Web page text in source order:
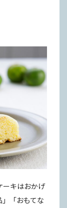
ーキはおかげ
「おもてな